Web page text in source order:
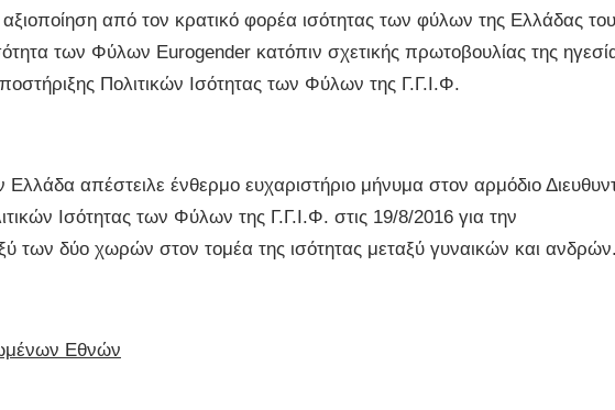
αξιοποίηση από τον κρατικό φορέα ισότητας των φύλων της Ελλάδας του
των Φύλων Eurogender κατόπιν σχετικής πρωτοβουλίας της
Πολιτικών Ισότητας των Φύλων της Γ.Γ.Ι.Φ.
απέστειλε ένθερμο ευχαριστήριο μήνυμα στον αρμόδιο
Ισότητας των Φύλων της Γ.Γ.Ι.Φ. στις 19/8/2016 για την
των δύο χωρών στον τομέα της ισότητας μεταξύ γυναικών και
Εθνών